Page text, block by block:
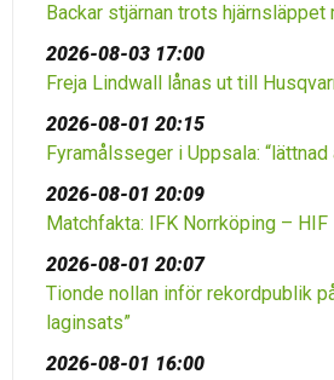
Backar stjärnan trots hjärnsläppet
2026-08-03 17:00
Freja Lindwall lånas ut till
2026-08-01 20:15
Fyramålsseger i Uppsala: “lättnad
2026-08-01 20:09
Matchfakta: IFK Norrköping – HIF
2026-08-01 20:07
Tionde nollan inför rekordpublik
laginsats”
2026-08-01 16:00